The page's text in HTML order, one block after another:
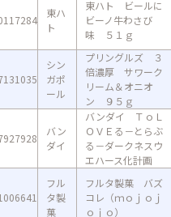
東ハ
ト
東ハト ビールに
ビーノ牛わさび
味 ５１ｇ
シン
ガポ
ール
プリングルズ ３
倍濃厚 サワーク
リーム＆オニオ
ン ９５ｇ
バン
ダイ
バンダイ ＴｏＬ
ＯＶＥる－とらぶ
る－ダークネスウ
エハース化計画
フル
タ製
菓
フルタ製菓 バズ
コレ（ｍｏｊｏｊ
ｏｊｏ）